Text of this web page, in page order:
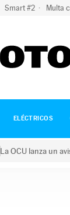
Smart #2 Multa
ELÉCTRICOS
La OCU lanza un